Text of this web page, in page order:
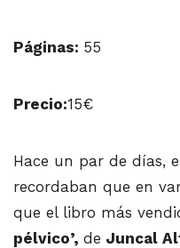
Páginas: 55
Precio:15€
Hace un par de días,
recordaban que en
que el libro más
pélvico’, de Juncal